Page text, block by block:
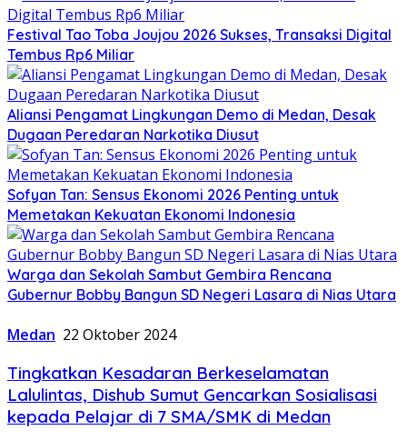
Festival Tao Toba Joujou 2026 Sukses, Transaksi Digital
Tembus Rp6 Miliar
Aliansi Pengamat Lingkungan Demo di Medan, Desak
Dugaan Peredaran Narkotika Diusut
Sofyan Tan: Sensus Ekonomi 2026 Penting untuk
Memetakan Kekuatan Ekonomi Indonesia
Warga dan Sekolah Sambut Gembira Rencana
Gubernur Bobby Bangun SD Negeri Lasara di Nias Utara
Medan 22 Oktober 2024
Tingkatkan Kesadaran Berkeselamatan
Lalulintas, Dishub Sumut Gencarkan Sosialisasi
kepada Pelajar di 7 SMA/SMK di Medan